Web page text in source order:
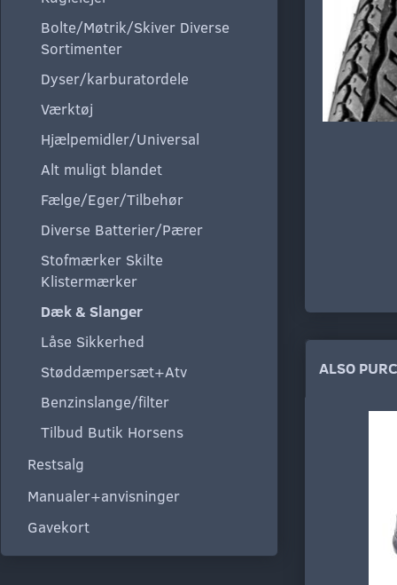
Bolte/Møtrik/Skiver Diverse
Sortimenter
Dyser/karburatordele
Værktøj
Hjælpemidler/Universal
Alt muligt blandet
Fælge/Eger/Tilbehør
Diverse Batterier/Pærer
Stofmærker Skilte
Klistermærker
Dæk & Slanger
Låse Sikkerhed
Støddæmpersæt+Atv
Benzinslange/filter
Tilbud Butik Horsens
Restsalg
Manualer+anvisninger
Gavekort
ALSO